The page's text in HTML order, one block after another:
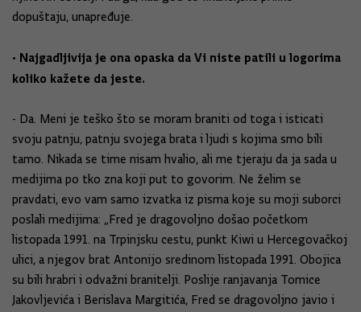
dopuštaju, unapređuje.
• Najgadljivija je ona opaska da Vi niste patili u logorima
koliko kažete da jeste.
- Da. Meni je teško što se moram braniti od toga i isticati
svoju patnju, patnju svojega brata i ljudi s kojima smo bili
tamo. Nikada se time nisam hvalio, ali me tjeraju da ja sada u
medijima po tko zna koji put to govorim. Ne želim se
pravdati, evo vam samo izvatka iz pisma koje su moji suborci
poslali medijima: „Fred je dragovoljno došao početkom
listopada 1991. na Trpinjsku cestu, punkt Kiwi u Hercegovačkoj
ulici, a njegov brat Antonijo sredinom listopada 1991. Obojica
su bili hrabri i odvažni branitelji. Poslije ranjavanja Tomice
Jakovljevića i Berislava Margitića, Fred se dragovoljno javio i